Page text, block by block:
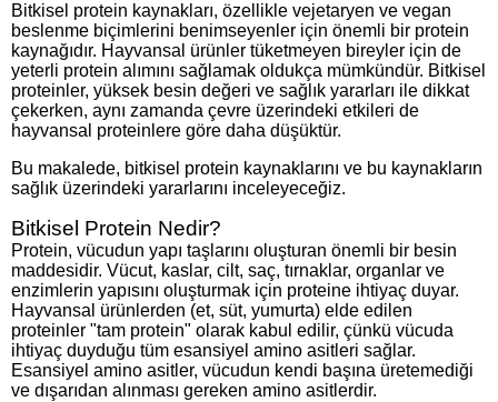
Bitkisel protein kaynakları, özellikle vejetaryen ve vegan
beslenme biçimlerini benimseyenler için önemli bir protein
kaynağıdır. Hayvansal ürünler tüketmeyen bireyler için de
yeterli protein alımını sağlamak oldukça mümkündür. Bitkisel
proteinler, yüksek besin değeri ve sağlık yararları ile dikkat
çekerken, aynı zamanda çevre üzerindeki etkileri de
hayvansal proteinlere göre daha düşüktür.
Bu makalede, bitkisel protein kaynaklarını ve bu kaynakların
sağlık üzerindeki yararlarını inceleyeceğiz.
Bitkisel Protein Nedir?
Protein, vücudun yapı taşlarını oluşturan önemli bir besin
maddesidir. Vücut, kaslar, cilt, saç, tırnaklar, organlar ve
enzimlerin yapısını oluşturmak için proteine ihtiyaç duyar.
Hayvansal ürünlerden (et, süt, yumurta) elde edilen
proteinler "tam protein" olarak kabul edilir, çünkü vücuda
ihtiyaç duyduğu tüm esansiyel amino asitleri sağlar.
Esansiyel amino asitler, vücudun kendi başına üretemediği
ve dışarıdan alınması gereken amino asitlerdir.